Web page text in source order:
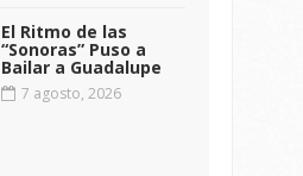
El Ritmo de las
“Sonoras” Puso a
Bailar a Guadalupe
7 agosto, 2026